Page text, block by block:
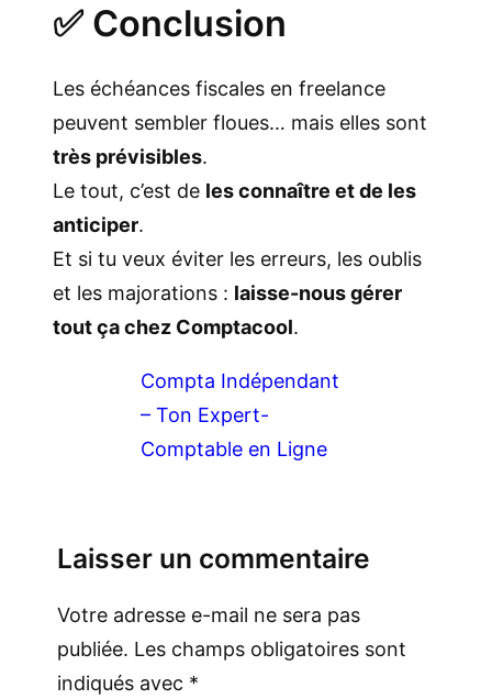
✅ Conclusion
Les échéances fiscales en freelance
peuvent sembler floues… mais elles sont
très prévisibles.
Le tout, c’est de les connaître et de les
anticiper.
Et si tu veux éviter les erreurs, les oublis
et les majorations : laisse-nous gérer
tout ça chez Comptacool.
Compta Indépendant
– Ton Expert-
Comptable en Ligne
Laisser un commentaire
Votre adresse e-mail ne sera pas
publiée. Les champs obligatoires sont
indiqués avec *